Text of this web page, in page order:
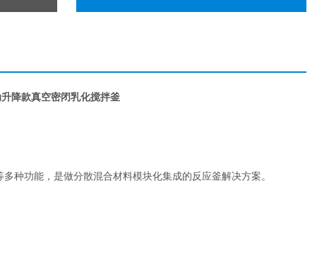
降款真空密闭乳化搅拌釜
种功能，是做分散混合材料模块化集成的反应釜解决方案。